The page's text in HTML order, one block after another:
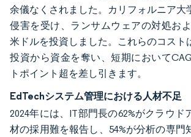
余儀なくされました。カリフォルニア大
侵害を受け、ランサムウェアの対処お
米ドルを投資しました。これらのコスト
投資から資金を奪い、短期において
トポイント超を差し引きます。
EdTechシステム管理における人材不足
2024年には、IT部門長の62%がクラウド
材の採用難を報告し、54%が分析の専門